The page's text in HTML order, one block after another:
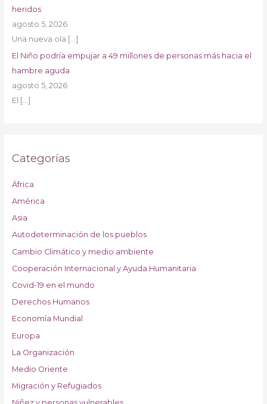
heridos
agosto 5, 2026
Una nueva ola […]
El Niño podría empujar a 49 millones de personas más hacia el
hambre aguda
agosto 5, 2026
El […]
Categorías
África
América
Asia
Autodeterminación de los pueblos
Cambio Climático y medio ambiente
Cooperación Internacional y Ayuda Humanitaria
Covid-19 en el mundo
Derechos Humanos
Economía Mundial
Europa
La Organización
Medio Oriente
Migración y Refugiados